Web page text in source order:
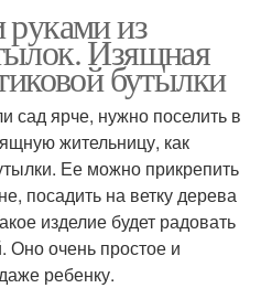
руками из
Изящная
бутылки
сад ярче, нужно поселить в
жительницу, как
Ее можно прикрепить
посадить на ветку дерева
изделие будет радовать
Оно очень простое и
ребенку.